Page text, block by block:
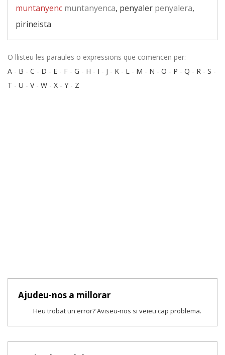
muntanyenc muntanyenca, penyaler penyalera,
pirineista
O llisteu les paraules o expressions que comencen per:
A - B - C - D - E - F - G - H - I - J - K - L - M - N - O - P - Q - R - S -
T - U - V- W - X - Y - Z
Ajudeu-nos a millorar
Heu trobat un error? Aviseu-nos si veieu cap problema.